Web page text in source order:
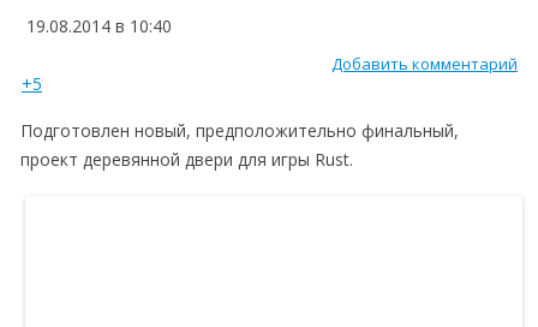
19.08.2014 в 10:40
Добавить комментарий
+5
Подготовлен новый, предположительно финальный,
проект деревянной двери для игры Rust.